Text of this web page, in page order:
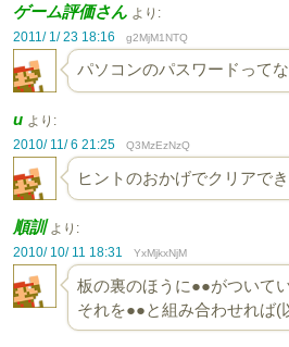
ゲーム評価さん より:
2011/ 1/ 23 18:16
g2MjM1NTQ
パソコンのパスワードって
u より:
2010/ 11/ 6 21:25
Q3MzEzNzQ
ヒントのおかげでクリアでき
順訓 より:
2010/ 10/ 11 18:31
YxMjkxNjM
板の裏のほうに●●がついて
それを●●と組み合わせれば(